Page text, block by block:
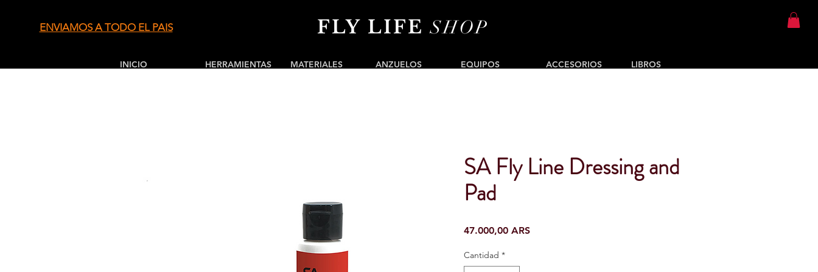
ENVIAMOS A TODO EL PAIS FLY LIFESHOP
INICIO HERRAMIENTAS MATERIALES ANZUELOS EQUIPOS ACCESORIOS LIBROS
SA Fly Line Dressing and
Pad
47.000,00 ARSPrecio
Cantidad *